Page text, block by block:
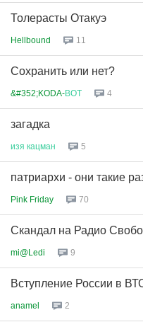
Толерасты Отакуэ
Hellbound 11
Сохранить или нет?
&#352;KODA-ВОТ 4
загадка
изя кацман 5
патриархи - они такие
Pink Friday 70
Скандал на Радио
mi@Ledi 9
Вступление России в
anamel 2